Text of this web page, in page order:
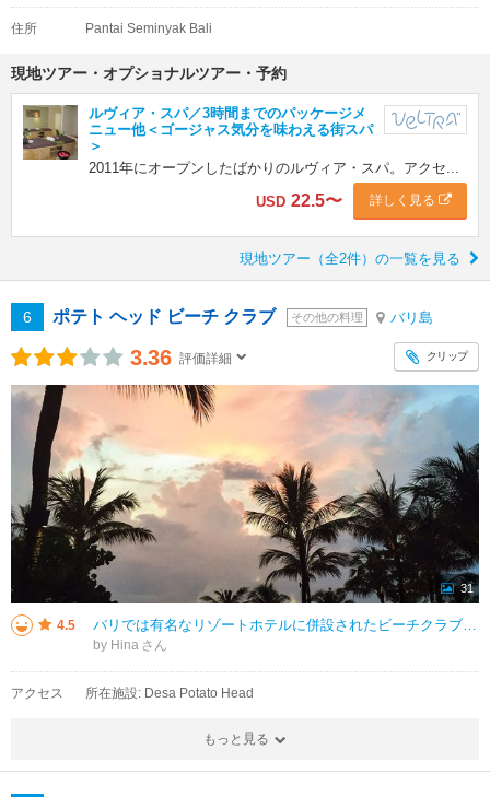
住所 Pantai Seminyak Bali
現地ツアー・オプショナルツアー・予約
ルヴィア・スパ／3時間までのパッケージメ
ニュー他＜ゴージャス気分を味わえる街スパ
＞
2011年にオープンしたばかりのルヴィア・スパ。アクセ...
USD 22.5〜 詳しく見る
現地ツアー（全2件）の一覧を見る
6 ポテト ヘッド ビーチ クラブ その他の料理 バリ島
3.36 評価詳細 クリップ
31
4.5 バリでは有名なリゾートホテルに併設されたビーチクラブで、プール2つと広めのラウンジが海に面してあり、音楽がかかっていてチルな雰囲気です。 ホテル併設なだけあってかサービスの方がちゃんとした接客だった印象があります。 お
by Hina
アクセス 所在施設: Desa Potato Head
もっと見る